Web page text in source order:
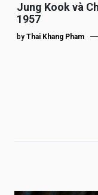
Jung Kook và
1957
by Thai Khang Pham